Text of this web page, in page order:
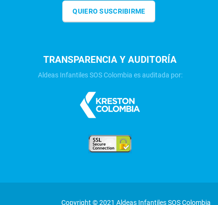
QUIERO SUSCRIBIRME
TRANSPARENCIA Y AUDITORÍA
Aldeas Infantiles SOS Colombia es auditada por:
Copyright © 2021 Aldeas Infantiles SOS Colombia